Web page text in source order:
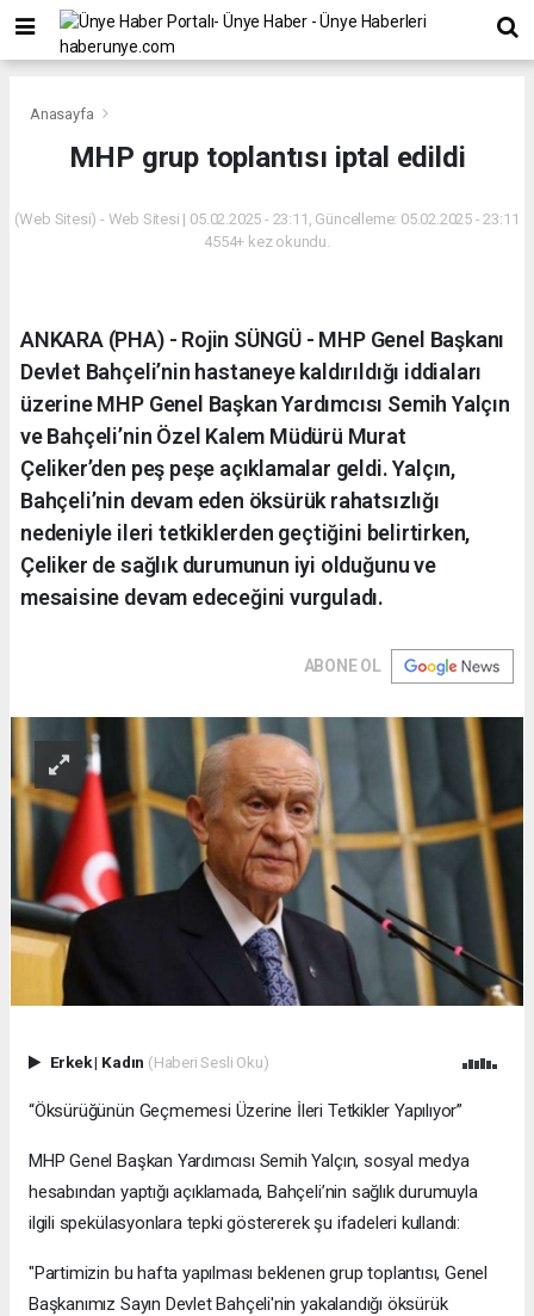
Anasayfa
MHP grup toplantısı iptal edildi
(Web Sitesi) - Web Sitesi | 05.02.2025 - 23:11, Güncelleme: 05.02.2025 - 23:11
4554+ kez okundu.
ANKARA (PHA) - Rojin SÜNGÜ - MHP Genel Başkanı
Devlet Bahçeli’nin hastaneye kaldırıldığı iddiaları
üzerine MHP Genel Başkan Yardımcısı Semih Yalçın
ve Bahçeli’nin Özel Kalem Müdürü Murat
Çeliker’den peş peşe açıklamalar geldi. Yalçın,
Bahçeli’nin devam eden öksürük rahatsızlığı
nedeniyle ileri tetkiklerden geçtiğini belirtirken,
Çeliker de sağlık durumunun iyi olduğunu ve
mesaisine devam edeceğini vurguladı.
ABONE OL
Erkek| Kadın (Haberi Sesli Oku)
“Öksürüğünün Geçmemesi Üzerine İleri Tetkikler Yapılıyor”
MHP Genel Başkan Yardımcısı Semih Yalçın, sosyal medya
hesabından yaptığı açıklamada, Bahçeli’nin sağlık durumuyla
ilgili spekülasyonlara tepki göstererek şu ifadeleri kullandı:
"Partimizin bu hafta yapılması beklenen grup toplantısı, Genel
Başkanımız Sayın Devlet Bahçeli'nin yakalandığı öksürük